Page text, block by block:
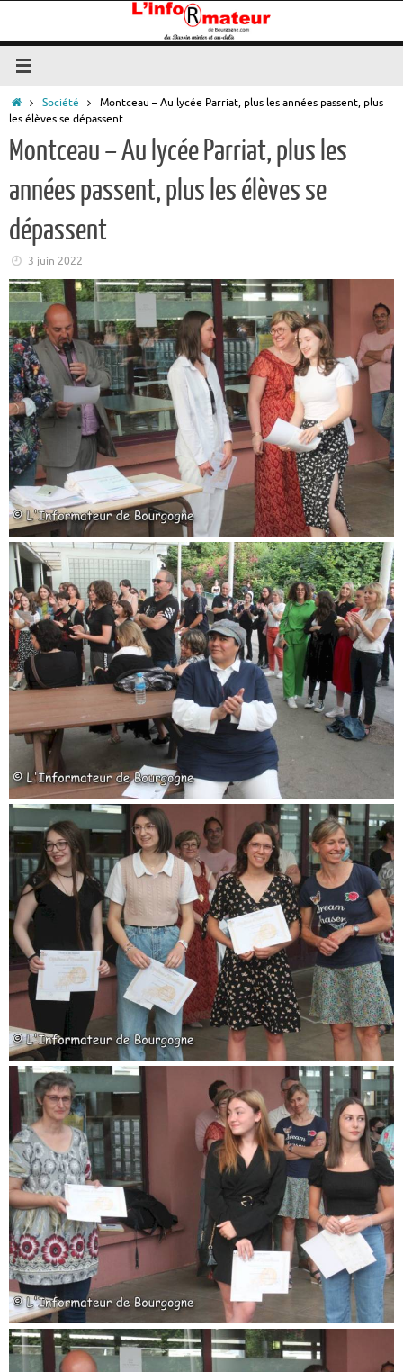
contenu
Accueil
Société
Montceau – Au lycée Parriat, plus les années passent, plus
les élèves se dépassent
Montceau – Au lycée Parriat, plus les
années passent, plus les élèves se
dépassent
3 juin 2022